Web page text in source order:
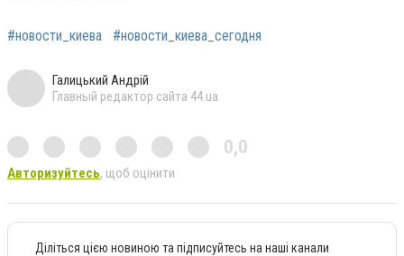
#новости_киева #новости_киева_сегодня
Галицький Андрій
Главный редактор сайта 44.ua
0,0
Авторизуйтесь, щоб оцінити
Діліться цією новиною та підписуйтесь на наші канали